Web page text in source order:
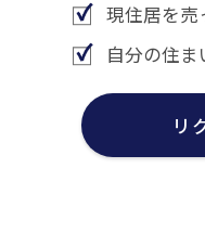
現住居を売
自分の住
リ